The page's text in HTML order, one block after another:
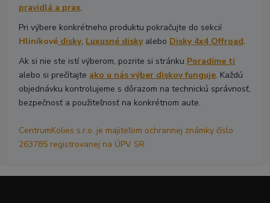
pravidlá a prax.
Pri výbere konkrétneho produktu pokračujte do sekcií
Hliníkové disky, Luxusné diskyalebo Disky 4x4 Offroad.
Ak si nie ste istí výberom, pozrite si stránku Poradíme ti
alebo si prečítajte ako u nás výber diskov funguje. Každú
objednávku kontrolujeme s dôrazom na technickú správnosť,
bezpečnosť a použiteľnosť na konkrétnom aute.
CentrumKolies s.r.o. je majiteľom ochrannej známky číslo
263785 registrovanej na ÚPV SR